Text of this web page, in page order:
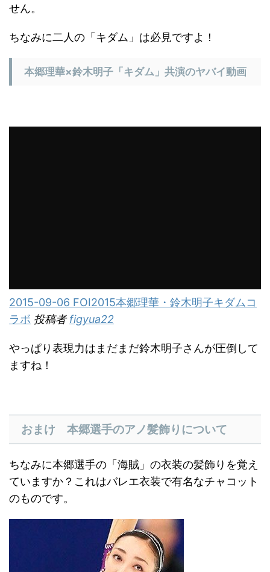
せん。
ちなみに二人の「キダム」は必見ですよ！
本郷理華×鈴木明子「キダム」共演のヤバイ動画
2015-09-06 FOI2015本郷理華・鈴木明子キダムコ
ラボ 投稿者figyua22
やっぱり表現力はまだまだ鈴木明子さんが圧倒して
ますね！
おまけ 本郷選手のアノ髪飾りについて
ちなみに本郷選手の「海賊」の衣装の髪飾りを覚え
ていますか？これはバレエ衣装で有名なチャコット
のものです。